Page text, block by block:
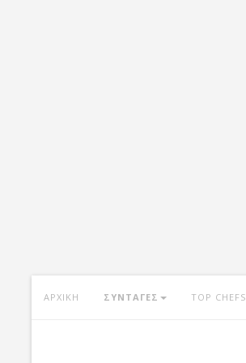
ΑΡΧΙΚΗ ΣΥΝΤΑΓΕΣ TOP CHEFS